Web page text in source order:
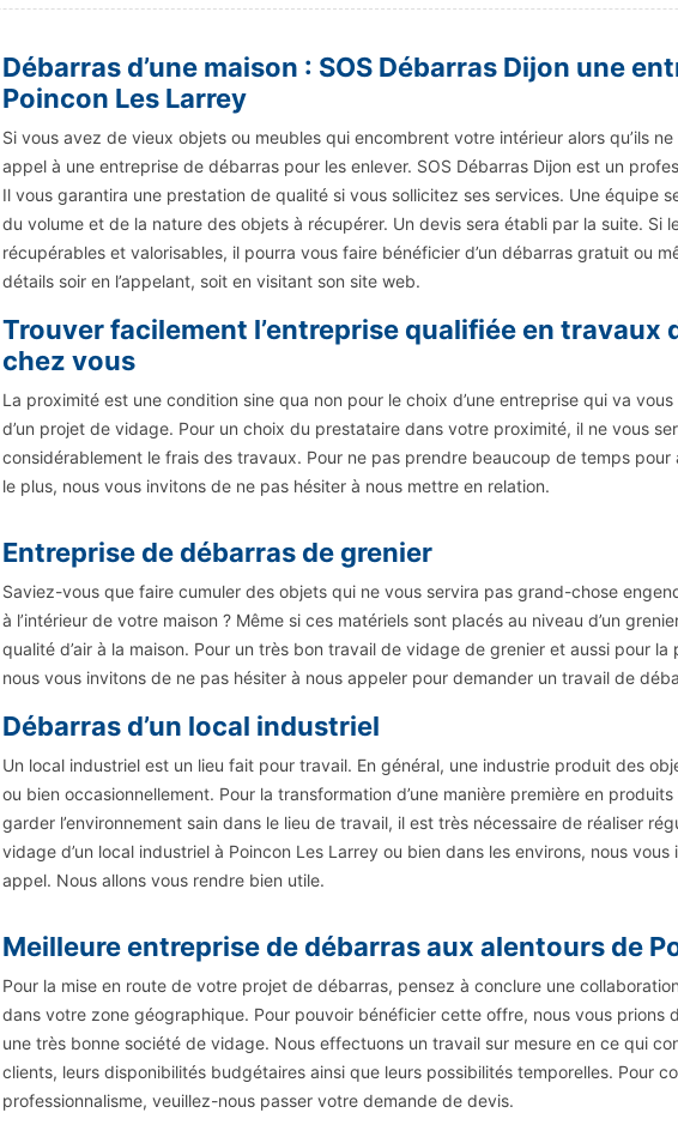
Débarras d’une maison : SOS Débarras Dijon une
Poincon Les Larrey
Si vous avez de vieux objets ou meubles qui encombrent votre intérieur alors qu’ils
appel à une entreprise de débarras pour les enlever. SOS Débarras Dijon est un
Il vous garantira une prestation de qualité si vous sollicitez ses services. Une équipe
du volume et de la nature des objets à récupérer. Un devis sera établi par la suite. Si
récupérables et valorisables, il pourra vous faire bénéficier d’un débarras gratuit ou
détails soir en l’appelant, soit en visitant son site web.
Trouver facilement l’entreprise qualifiée en travaux
chez vous
La proximité est une condition sine qua non pour le choix d’une entreprise qui va
d’un projet de vidage. Pour un choix du prestataire dans votre proximité, il ne vous
considérablement le frais des travaux. Pour ne pas prendre beaucoup de temps
le plus, nous vous invitons de ne pas hésiter à nous mettre en relation.
Entreprise de débarras de grenier
Saviez-vous que faire cumuler des objets qui ne vous servira pas grand-chose
à l’intérieur de votre maison ? Même si ces matériels sont placés au niveau d’un
qualité d’air à la maison. Pour un très bon travail de vidage de grenier et aussi pour
nous vous invitons de ne pas hésiter à nous appeler pour demander un travail de
Débarras d’un local industriel
Un local industriel est un lieu fait pour travail. En général, une industrie produit des
ou bien occasionnellement. Pour la transformation d’une manière première en
garder l’environnement sain dans le lieu de travail, il est très nécessaire de réaliser
vidage d’un local industriel à Poincon Les Larrey ou bien dans les environs, nous
appel. Nous allons vous rendre bien utile.
Meilleure entreprise de débarras aux alentours de
Pour la mise en route de votre projet de débarras, pensez à conclure une
dans votre zone géographique. Pour pouvoir bénéficier cette offre, nous vous prions
une très bonne société de vidage. Nous effectuons un travail sur mesure en ce qui
clients, leurs disponibilités budgétaires ainsi que leurs possibilités temporelles. Pour
professionnalisme, veuillez-nous passer votre demande de devis.